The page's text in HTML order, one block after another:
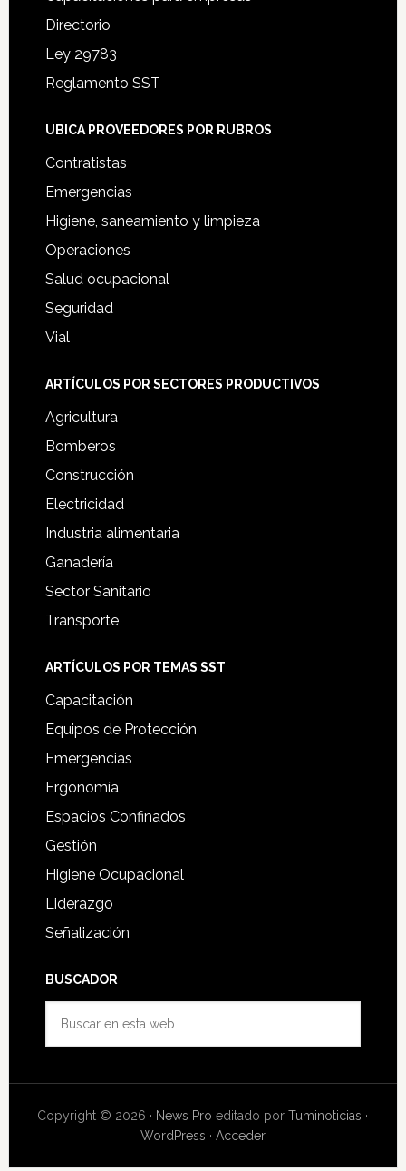
Directorio
Ley 29783
Reglamento SST
UBICA PROVEEDORES POR RUBROS
Contratistas
Emergencias
Higiene, saneamiento y limpieza
Operaciones
Salud ocupacional
Seguridad
Vial
ARTÍCULOS POR SECTORES PRODUCTIVOS
Agricultura
Bomberos
Construcción
Electricidad
Industria alimentaria
Ganadería
Sector Sanitario
Transporte
ARTÍCULOS POR TEMAS SST
Capacitación
Equipos de Protección
Emergencias
Ergonomía
Espacios Confinados
Gestión
Higiene Ocupacional
Liderazgo
Señalización
BUSCADOR
web
Copyright © 2026 · News Pro editado porTuminoticias ·
WordPress · Acceder